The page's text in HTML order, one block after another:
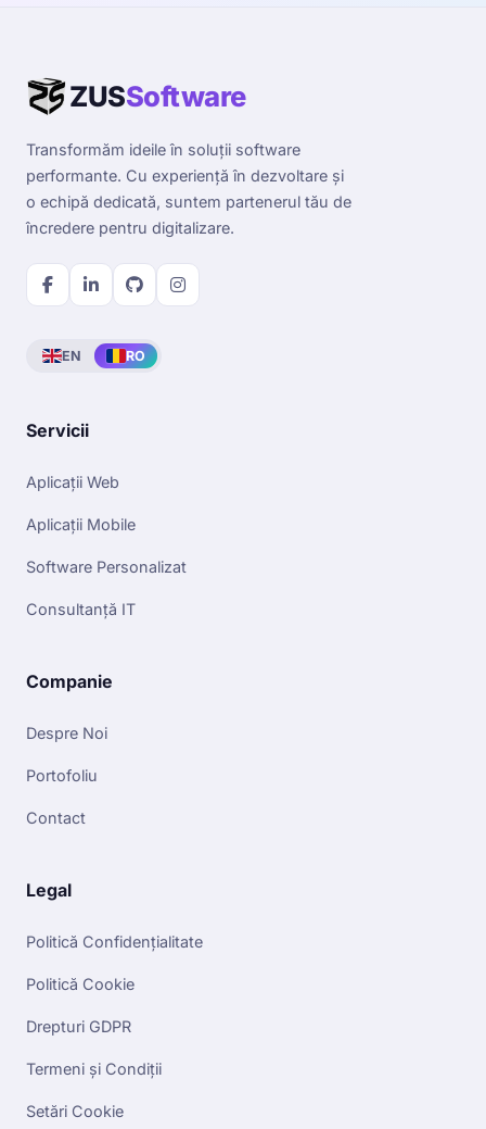
ZUSSoftware
Transformăm ideile în soluții software
performante. Cu experiență în dezvoltare și
o echipă dedicată, suntem partenerul tău de
încredere pentru digitalizare.
EN RO
Servicii
Aplicații Web
Aplicații Mobile
Software Personalizat
Consultanță IT
Companie
Despre Noi
Portofoliu
Contact
Legal
Politică Confidențialitate
Politică Cookie
Drepturi GDPR
Termeni și Condiții
Setări Cookie